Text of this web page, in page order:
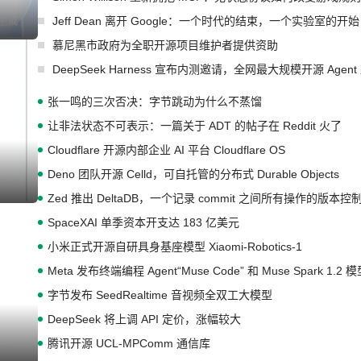
成
Jeff Dean 离开 Google：一个时代的结束，一个实验室的开始
慕尼黑市政府为全职开源项目维护者提供资助
DeepSeek Harness 宣布内测邀请，全网最大规模开源 Agent
张一鸣的三次否决：字节跳动为什么不蒸馏
让非法状态不可表示：一篇关于 ADT 的帖子在 Reddit 火了
Cloudflare 开源内部企业 AI 平台 Cloudflare OS
Deno 团队开源 Celld，可自托管的分布式 Durable Objects
Zed 推出 DeltaDB，一个记录 commit 之间所有操作的版本控
SpaceXAI 单季资本开支达 183 亿美元
小米正式开源自研具身基座模型 Xiaomi-Robotics-1
Meta 发布终端编程 Agent“Muse Code” 和 Muse Spark 1.2 模
字节发布 SeedRealtime 音视频全双工大模型
DeepSeek 将上调 API 定价，涨幅较大
腾讯开源 UCL-MPComm 通信库